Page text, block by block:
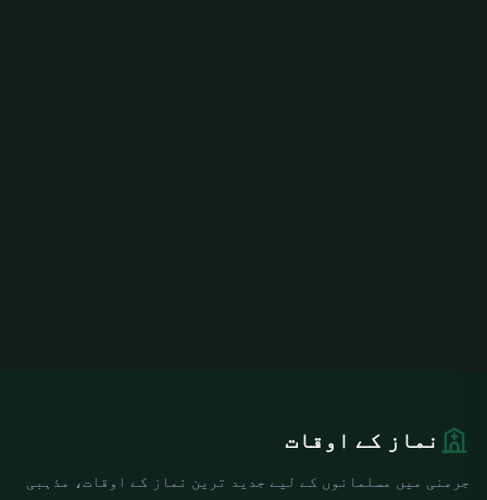
نماز کے اوقات
جرمنی میں مسلمانوں کے لیے جدید ترین نماز کے اوقات، مذہبی